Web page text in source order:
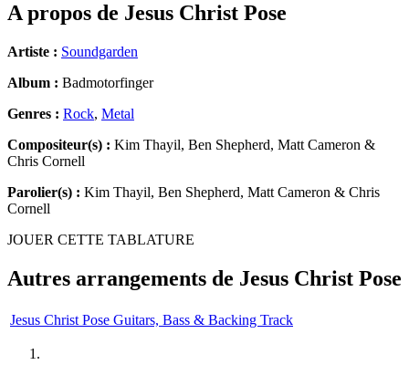
A propos de Jesus Christ Pose
Artiste : Soundgarden
Album : Badmotorfinger
Genres : Rock, Metal
Compositeur(s) : Kim Thayil, Ben Shepherd, Matt Cameron &
Chris Cornell
Parolier(s) : Kim Thayil, Ben Shepherd, Matt Cameron & Chris
Cornell
JOUER CETTE TABLATURE
Autres arrangements de Jesus Christ Pose
Jesus Christ Pose Guitars, Bass & Backing Track